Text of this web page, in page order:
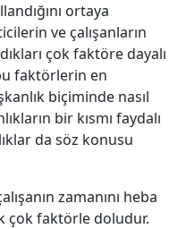
ortaya
ve çalışanların
çok faktöre dayalı
faktörlerin en
biçiminde nasıl
bir kısmı faydalı
da söz konusu
zamanını heba
çok faktörle doludur.